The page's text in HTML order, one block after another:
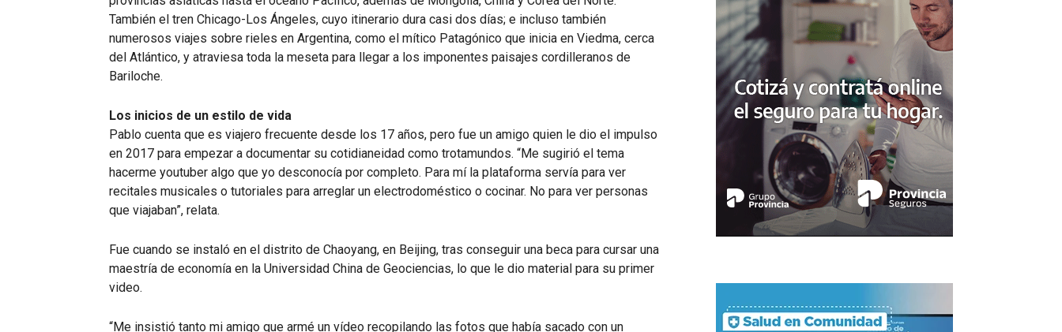
También el tren Chicago-Los Ángeles, cuyo itinerario dura casi dos días; e incluso también
numerosos viajes sobre rieles en Argentina, como el mítico Patagónico que inicia en Viedma, cerca
del Atlántico, y atraviesa toda la meseta para llegar a los imponentes paisajes cordilleranos de
Bariloche.
Los inicios de un estilo de vida
Pablo cuenta que es viajero frecuente desde los 17 años, pero fue un amigo quien le dio el impulso
en 2017 para empezar a documentar su cotidianeidad como trotamundos. “Me sugirió el tema
hacerme youtuber algo que yo desconocía por completo. Para mí la plataforma servía para ver
recitales musicales o tutoriales para arreglar un electrodoméstico o cocinar. No para ver personas
que viajaban”, relata.
Fue cuando se instaló en el distrito de Chaoyang, en Beijing, tras conseguir una beca para cursar una
maestría de economía en la Universidad China de Geociencias, lo que le dio material para su primer
video.
“Me insistió tanto mi amigo que armé un vídeo recopilando las fotos que había sacado con un